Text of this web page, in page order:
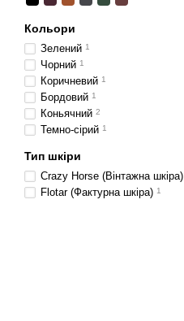
Кольори
Зелений 1
Чорний 1
Коричневий 1
Бордовий 1
Коньячний 2
Темно-сірий 1
Тип шкіри
Crazy Horse (Вінтажна шкіра)
Flotar (Фактурна шкіра) 1